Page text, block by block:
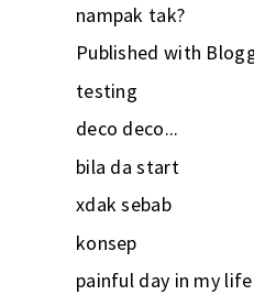
nampak tak?
Published with
testing
deco deco...
bila da start
xdak sebab
konsep
painful day in my life